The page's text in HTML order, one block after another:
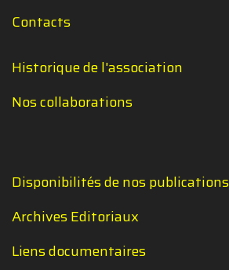
Contacts
Historique de l'association
Nos collaborations
Disponibilités de nos publications
Archives Editoriaux
Liens documentaires